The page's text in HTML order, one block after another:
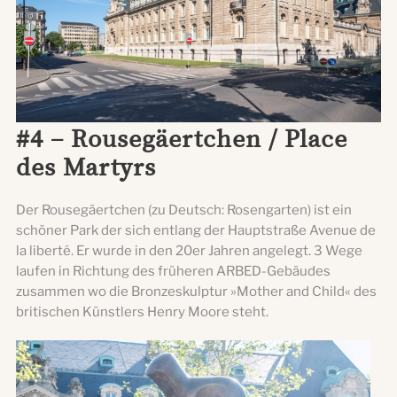
#4 – Rousegäertchen / Place
des Martyrs
Der Rousegäertchen (zu Deutsch: Rosengarten) ist ein
schöner Park der sich entlang der Hauptstraße Avenue de
la liberté. Er wurde in den 20er Jahren angelegt. 3 Wege
laufen in Richtung des früheren ARBED-Gebäudes
zusammen wo die Bronzeskulptur »Mother and Child« des
britischen Künstlers Henry Moore steht.